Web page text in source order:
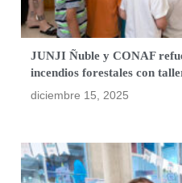
JUNJI Ñuble y CONAF
incendios forestales con
diciembre 15, 2025